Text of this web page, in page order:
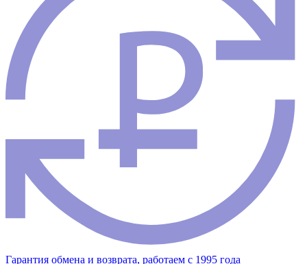
Гарантия обмена и возврата, работаем с 1995 года